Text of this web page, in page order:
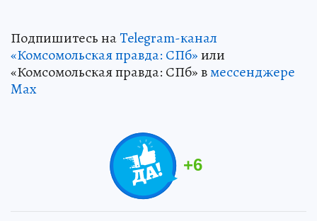
Подпишитесь наTelegram-канал
«Комсомольская правда: СПб»или
«Комсомольская правда: СПб» вмессенджере
Max
+6